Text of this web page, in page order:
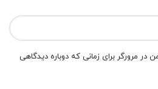
در مرورگر برای زمانی که دوباره دیدگاهی